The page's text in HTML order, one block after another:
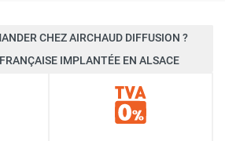
CHEZ AIRCHAUD DIFFUSION ?
IMPLANTÉE EN ALSACE